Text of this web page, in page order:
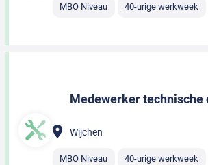
MBO Niveau 40-urige werkweek
Medewerker technische
Wijchen
MBO Niveau 40-urige werkweek